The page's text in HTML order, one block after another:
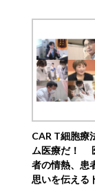
CAR T細胞療
ム医療だ！
者の情熱、患
思いを伝える